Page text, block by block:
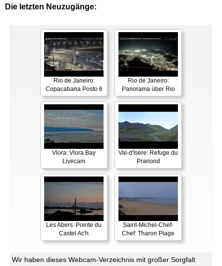
Die letzten Neuzugänge:
Rio de Janeiro:
Copacabana Posto 6
Rio de Janeiro:
Panorama über Rio
Vlora: Vlora Bay
Livecam
Val-d'Isère: Refuge du
Prariond
Les Abers: Pointe du
Castel Ac'h
Saint-Michel-Chef-
Chef: Tharon Plage
Wir haben dieses Webcam-Verzeichnis mit großer Sorgfalt